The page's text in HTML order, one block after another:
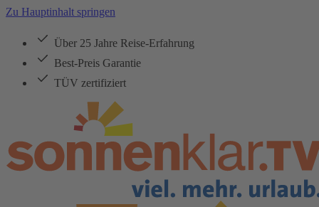
Zu Hauptinhalt springen
Über 25 Jahre Reise-Erfahrung
Best-Preis Garantie
TÜV zertifiziert